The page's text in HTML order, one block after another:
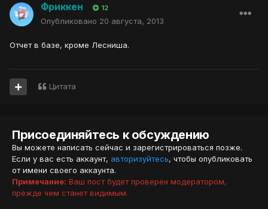
Фриккен 12
Опубликовано 20 августа, 2013
Отчет в базе, кроме Лесниша.
Цитата
Присоединяйтесь к обсуждению
Вы можете написать сейчас и зарегистрироваться позже.
Если у вас есть аккаунт, авторизуйтесь, чтобы опубликовать
от имени своего аккаунта.
Примечание: Ваш пост будет проверен модератором,
прежде чем станет видимым.